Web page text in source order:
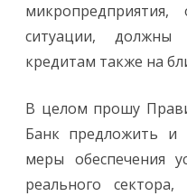
ситуации, должны
кредитам также на
В целом прошу
Банк предложить и
меры обеспечения
реального сектора,